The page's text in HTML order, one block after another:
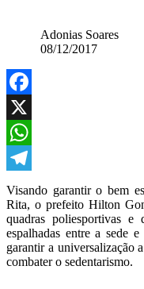
Adonias Soares
08/12/2017
Facebook
X
WhatsApp
Telegram
Visando garantir o bem
Rita, o prefeito Hilton
quadras poliesportivas e
espalhadas entre a sede
garantir a universalização
combater o sedentarismo.